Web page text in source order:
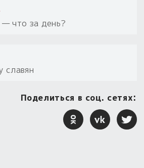
— что за день?
славян
Поделиться в соц. сетях: